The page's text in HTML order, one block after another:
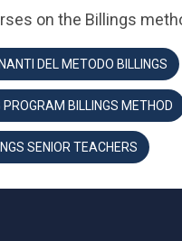
on the Billings
DEL METODO BILLINGS
BILLINGS METHOD
SENIOR TEACHERS